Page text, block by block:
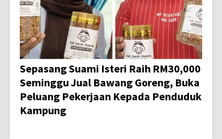
Sepasang Suami Isteri Raih RM30,000
Seminggu Jual Bawang Goreng, Buka
Peluang Pekerjaan Kepada Penduduk
Kampung